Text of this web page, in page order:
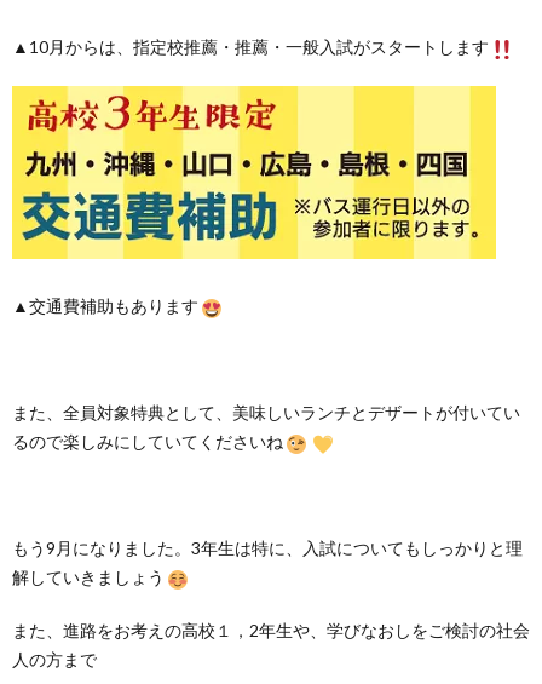
▲10月からは、指定校推薦・推薦・一般入試がスタートします
▲交通費補助もあります
また、全員対象特典として、美味しいランチとデザートが付いてい
るので楽しみにしていてくださいね
もう9月になりました。3年生は特に、入試についてもしっかりと理
解していきましょう
また、進路をお考えの高校１，2年生や、学びなおしをご検討の社会
人の方まで